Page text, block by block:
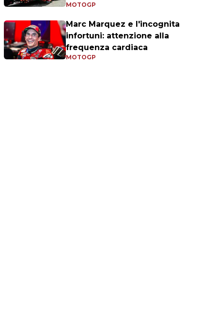
MOTOGP
Marc Marquez e l'incognita
infortuni: attenzione alla
frequenza cardiaca
MOTOGP